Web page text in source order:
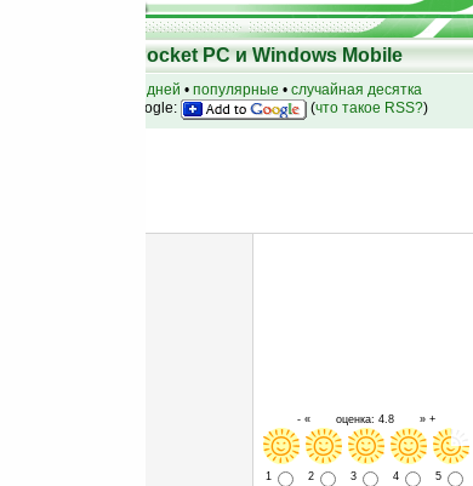
25
для КПК Pocket PC и Windows Mobile
за 7 дней • популярные • случайная десятка
на Google: (что такое RSS?)
- « оценка: 4.8 » +
1 2 3 4
5